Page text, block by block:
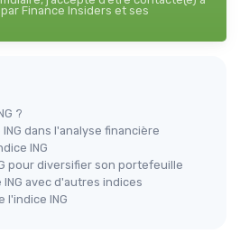
Finance Insiders et ses
?
dans l'analyse financière
ING
pour diversifier son portefeuille
avec d'autres indices
l'indice ING